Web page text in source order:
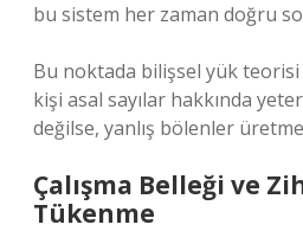
bu sistem her zaman doğru
Bu noktada bilişsel yük
kişi asal sayılar hakkında
değilse, yanlış bölenler
Çalışma Belleği ve
Tükenme